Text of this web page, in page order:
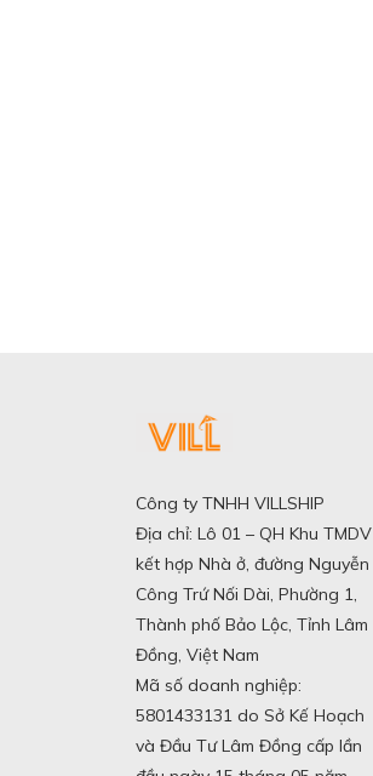
Công ty TNHH VILLSHIP
Địa chỉ: Lô 01 – QH Khu TMDV
kết hợp Nhà ở, đường Nguyễn
Công Trứ Nối Dài, Phường 1,
Thành phố Bảo Lộc, Tỉnh Lâm
Đồng, Việt Nam
Mã số doanh nghiệp:
5801433131 do Sở Kế Hoạch
và Đầu Tư Lâm Đồng cấp lần